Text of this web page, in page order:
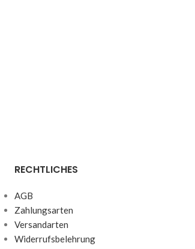
RECHTLICHES
AGB
Zahlungsarten
Versandarten
Widerrufsbelehrung